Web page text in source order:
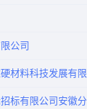
公司
材料科技发展有限
招标有限公司安徽分